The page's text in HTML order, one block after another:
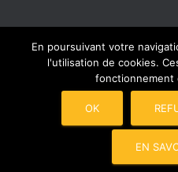
FACEBOOK INSTAGRAM
En poursuivant votre
l'utilisation de cookies.
fonctionnement
OK
EN